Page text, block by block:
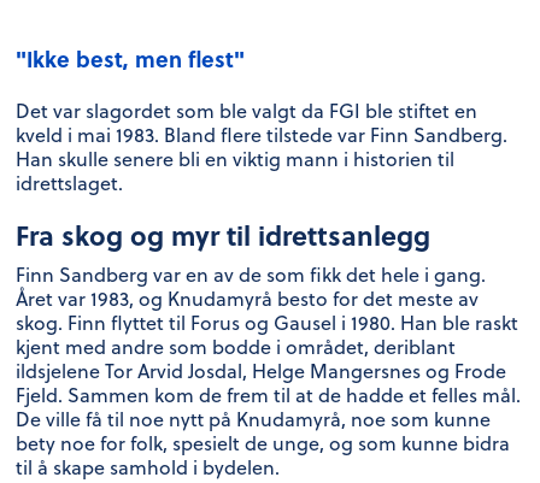
"Ikke best, men flest"
Det var slagordet som ble valgt da FGI ble stiftet en
kveld i mai 1983. Bland flere tilstede var Finn Sandberg.
Han skulle senere bli en viktig mann i historien til
idrettslaget.
Fra skog og myr til idrettsanlegg
Finn Sandberg var en av de som fikk det hele i gang.
Året var 1983, og Knudamyrå besto for det meste av
skog. Finn flyttet til Forus og Gausel i 1980. Han ble raskt
kjent med andre som bodde i området, deriblant
ildsjelene Tor Arvid Josdal, Helge Mangersnes og Frode
Fjeld. Sammen kom de frem til at de hadde et felles mål.
De ville få til noe nytt på Knudamyrå, noe som kunne
bety noe for folk, spesielt de unge, og som kunne bidra
til å skape samhold i bydelen.